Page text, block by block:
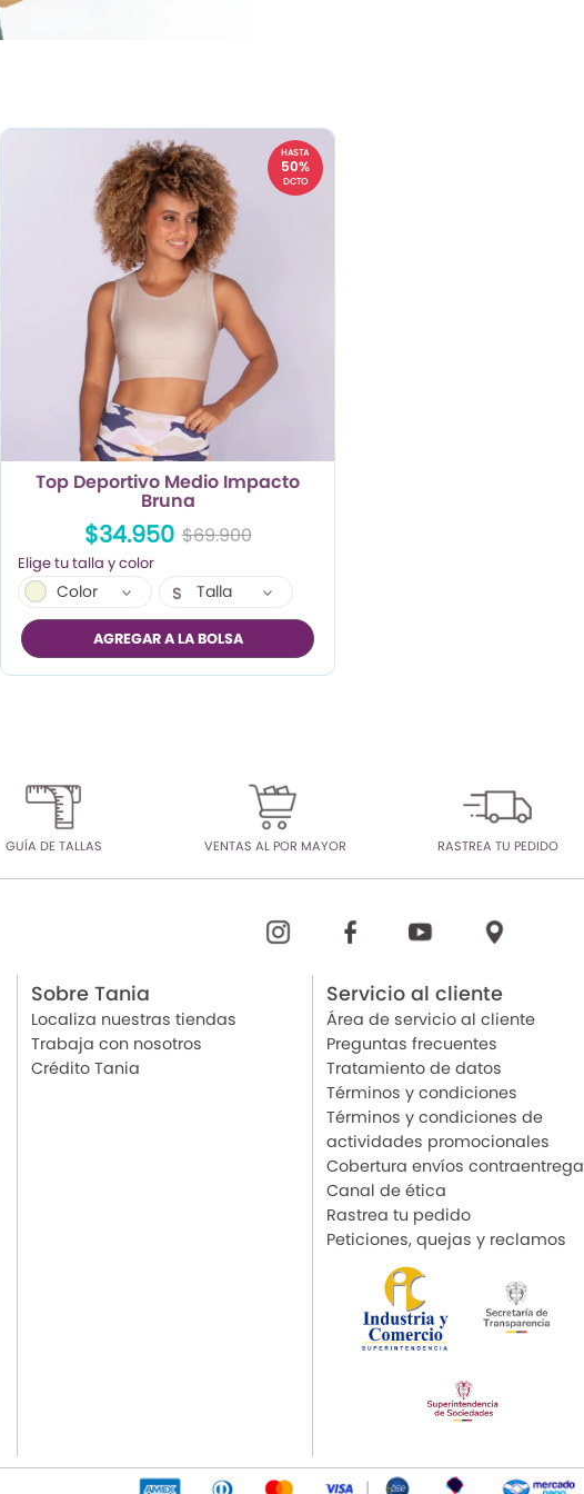
TRENDY PROMO
HASTA
50%
DCTO
Top Deportivo Medio Impacto
Bruna
$34.950 $69.900
Color
S
M
Talla
AGREGAR A LA BOLSA
GUÍA DE TALLAS VENTAS AL POR MAYOR RASTREA TU PEDIDO
Sobre Tania
Localiza nuestras tiendas
Trabaja con nosotros
Crédito Tania
Servicio al cliente
Área de servicio al cliente
Preguntas frecuentes
Tratamiento de datos
Términos y condiciones
Términos y condiciones de
actividades promocionales
Cobertura envíos contraentrega
Canal de ética
Rastrea tu pedido
Peticiones, quejas y reclamos